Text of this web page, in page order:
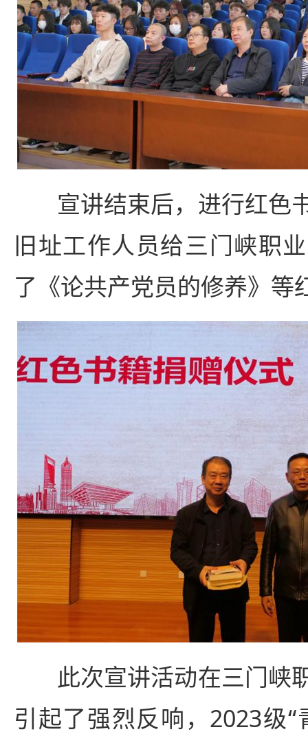
宣讲结束后，进行红色
旧址工作人员给三门峡职
了《论共产党员的修养》等
此次宣讲活动在三门峡
引起了强烈反响，2023级